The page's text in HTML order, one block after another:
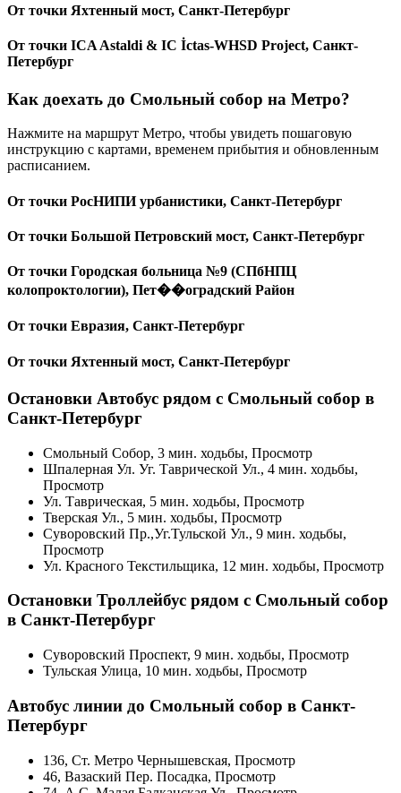
От точки Яхтенный мост, Санкт-Петербург
От точки ICA Astaldi & IC İctas-WHSD Project, Санкт-
Петербург
Как доехать до Смольный собор на Метро?
Нажмите на маршрут Метро, чтобы увидеть пошаговую
инструкцию с картами, временем прибытия и обновленным
расписанием.
От точки РосНИПИ урбанистики, Санкт-Петербург
От точки Большой Петровский мост, Санкт-Петербург
От точки Городская больница №9 (СПбНПЦ
колопроктологии), Пет��оградский Район
От точки Евразия, Санкт-Петербург
От точки Яхтенный мост, Санкт-Петербург
Остановки Автобус рядом с Смольный собор в
Санкт-Петербург
Смольный Собор, 3 мин. ходьбы, Просмотр
Шпалерная Ул. Уг. Таврической Ул., 4 мин. ходьбы,
Просмотр
Ул. Таврическая, 5 мин. ходьбы, Просмотр
Тверская Ул., 5 мин. ходьбы, Просмотр
Суворовский Пр.,Уг.Тульской Ул., 9 мин. ходьбы,
Просмотр
Ул. Красного Текстильщика, 12 мин. ходьбы, Просмотр
Остановки Троллейбус рядом с Смольный собор
в Санкт-Петербург
Суворовский Проспект, 9 мин. ходьбы, Просмотр
Тульская Улица, 10 мин. ходьбы, Просмотр
Автобус линии до Смольный собор в Санкт-
Петербург
136, Ст. Метро Чернышевская, Просмотр
46, Вазаский Пер. Посадка, Просмотр